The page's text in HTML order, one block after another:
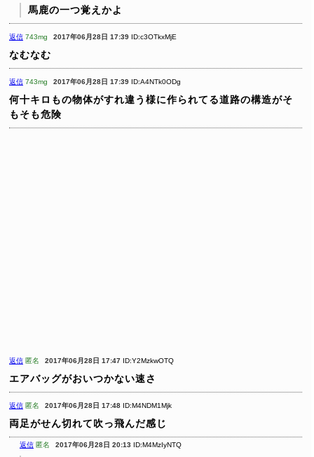
馬鹿の一つ覚えかよ
返信 743mg 2017年06月28日 17:39 ID:c3OTkxMjE
なむなむ
返信 743mg 2017年06月28日 17:39 ID:A4NTk0ODg
何十キロもの物体がすれ違う様に作られてる道路の構造がそ
もそも危険
返信 匿名 2017年06月28日 17:47 ID:Y2MzkwOTQ
エアバッグがおいつかない速さ
返信 匿名 2017年06月28日 17:48 ID:M4NDM1Mjk
両足がせん切れて吹っ飛んだ感じ
返信 匿名 2017年06月28日 20:13 ID:M4MzIyNTQ